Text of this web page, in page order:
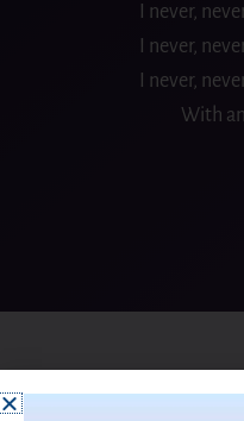
I never,
I never,
I never,
With